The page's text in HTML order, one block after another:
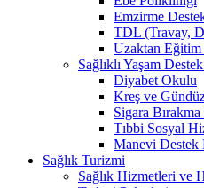
Emzirme
TDL (Travay,
Uzaktan
Sağlıklı Yaşam
Diyabet Okulu
Kreş ve
Sigara
Tıbbi Sosyal
Manevi Destek
Sağlık Turizmi
Sağlık Hizmetleri ve